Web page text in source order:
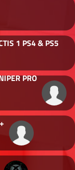
1 PS4 & PS5
PRO